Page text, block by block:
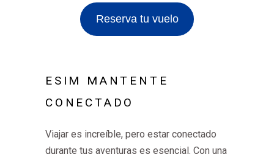
Reserva tu vuelo
ESIM MANTENTE
CONECTADO
Viajar es increíble, pero estar conectado
durante tus aventuras es esencial. Con una